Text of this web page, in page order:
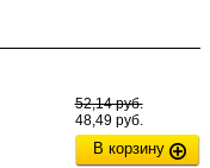
52,14 руб.
48,49 руб.
В корзину